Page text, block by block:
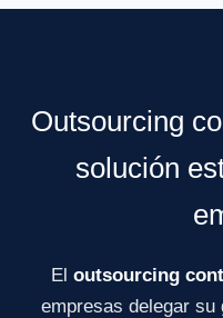
Outsourcing
solución
El outsourcing
empresas delegar su